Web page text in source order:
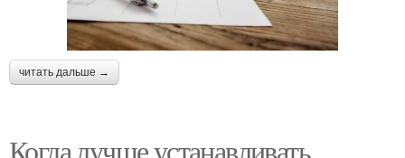
читать дальше →